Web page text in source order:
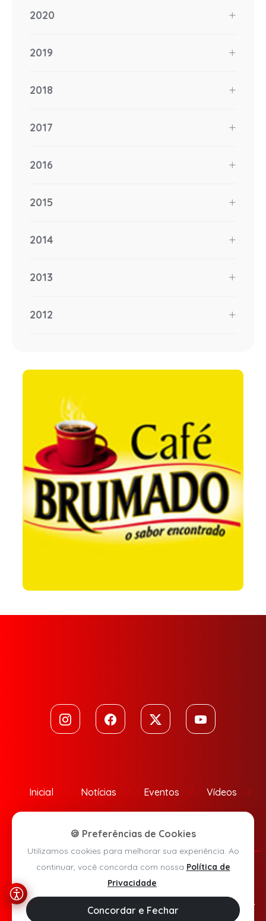
2020
2019
2018
2017
2016
2015
2014
2013
2012
Inicial Notícias Eventos Vídeos
Política de Privacidade
Agora Sudoeste © 2026 - Todos os direitos reservados.
🍪 Preferências de Cookies
Utilizamos cookies para melhorar sua experiência. Ao
continuar, você concorda com nossa Política de
Privacidade.
Concordar e Fechar